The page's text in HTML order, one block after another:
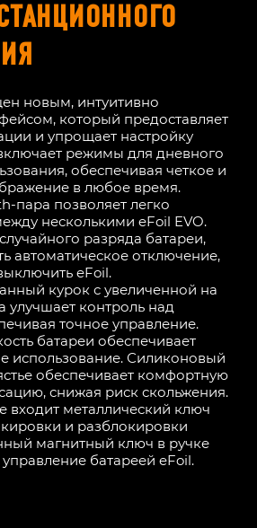
новым, интуитивно
который предоставляет
и упрощает настройку
режимы для дневного
обеспечивая четкое и
в любое время.
пара позволяет легко
несколькими eFoil EVO.
разряда батареи,
автоматическое отключение,
eFoil.
курок с увеличенной на
улучшает контроль над
точное управление.
батареи обеспечивает
использование. Силиконовый
обеспечивает комфортную
снижая риск скольжения.
входит металлический ключ
и разблокировки
магнитный ключ в ручке
батареей eFoil.